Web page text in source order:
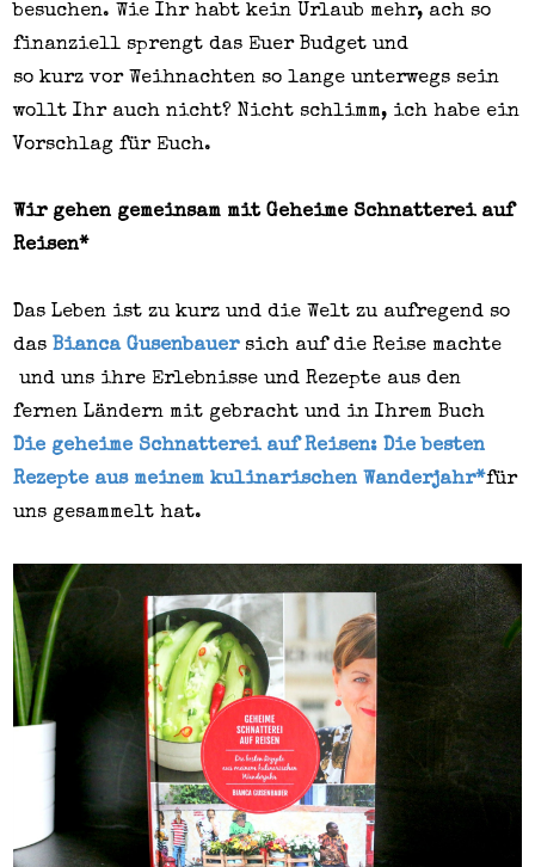
besuchen. Wie Ihr habt kein Urlaub mehr, ach so
finanziell sprengt das Euer Budget und
sokurz vor Weihnachten so lange unterwegs sein
wollt Ihr auch nicht? Nicht schlimm, ich habe ein
Vorschlag für Euch.
Wir gehen gemeinsam mitGeheime Schnatterei auf
Reisen*
Das Leben ist zu kurz und die Welt zu aufregend so
dasBianca Gusenbauersich auf die Reise machte
und uns ihre Erlebnisse und Rezepte aus den
fernen Ländern mit gebracht und in Ihrem Buch
Die geheime Schnatterei auf Reisen: Die besten
Rezepte aus meinem kulinarischen Wanderjahr*für
uns gesammelt hat.